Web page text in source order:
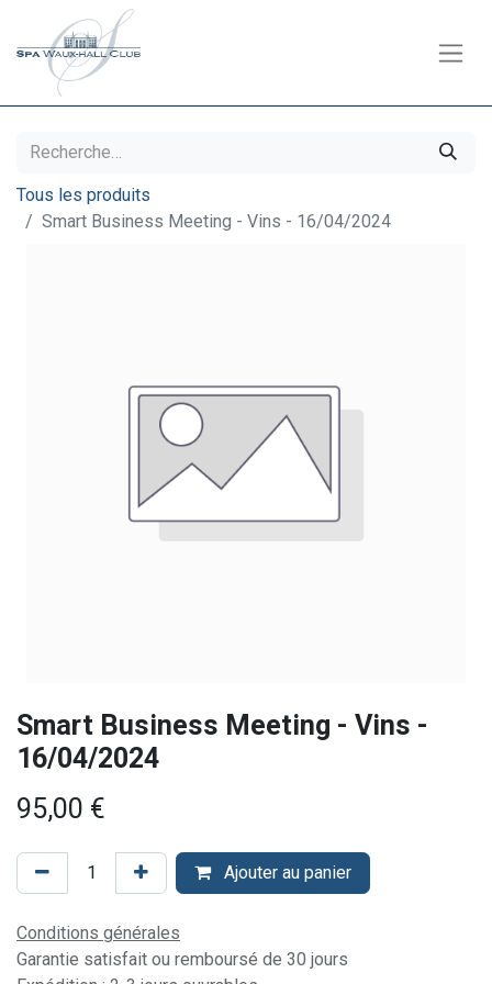
Tous les produits
Smart Business Meeting - Vins - 16/04/2024
Smart Business Meeting - Vins -
16/04/2024
95,00 €
Ajouter au panier
Conditions générales
Garantie satisfait ou remboursé de 30 jours